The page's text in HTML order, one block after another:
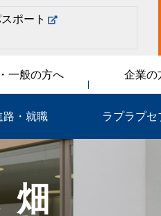
ポート
一般の方へ 企業の
路・就職 ラプラプセ
畑